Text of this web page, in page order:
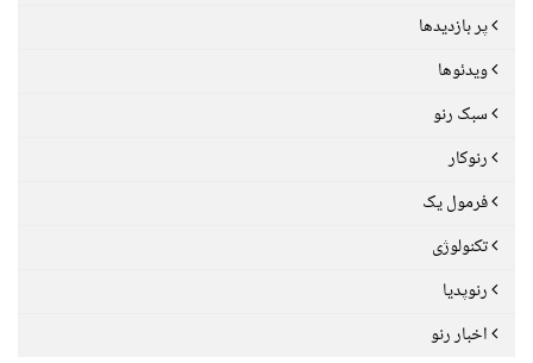
پر بازدیدها
ویدئوها
سبک رنو
رنوکار
فرمول یک
تکنولوژی
رنوپدیا
اخبار رنو